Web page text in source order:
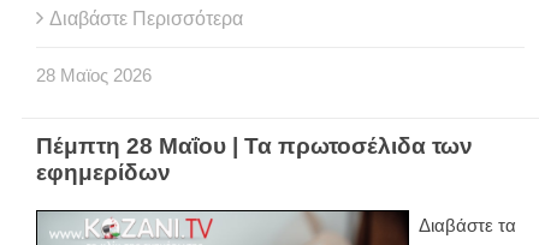
Διαβάστε Περισσότερα
28 Μαϊος 2026
Πέμπτη 28 Μαΐου | Τα πρωτοσέλιδα των
εφημερίδων
Διαβάστε τα